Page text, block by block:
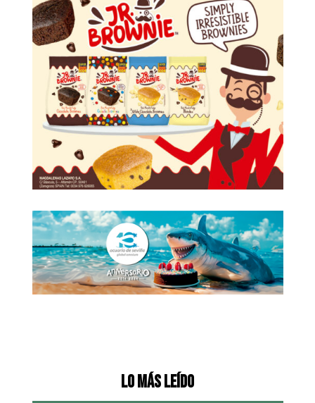
Lo más leído